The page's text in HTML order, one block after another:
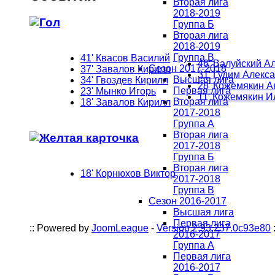
Вторая лига
2018-2019
Группа Б
Вторая лига
2018-2019
Группа В
Сезон 2017-2018
Высшая лига
Первая лига
Вторая лига
2017-2018
Группа А
Вторая лига
2017-2018
Группа Б
Вторая лига
2017-2018
Группа В
Сезон 2016-2017
Высшая лига
Первая лига
2016-2017
Группа А
Первая лига
2016-2017
41' Квасов Василий
37' Завалов Кирилл
34' Гвоздев Кирилл
23' Мынко Игорь
18' Завалов Кирилл
46' Валуйский
31' Гудим
28' Кожемякин
11' Кожемякин
18' Корнюхов Виктор
:: Powered by JoomLeague - Version 2.93.237.0c93e80